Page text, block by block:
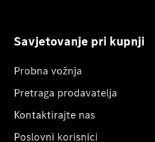
Savjetovanje pri kupnji
Probna vožnja
Pretraga prodavatelja
Kontaktirajte nas
Poslovni korisnici